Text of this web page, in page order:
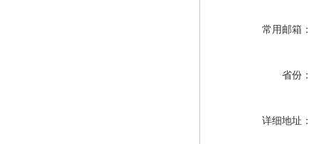
常用邮箱：
省份：
详细地址：